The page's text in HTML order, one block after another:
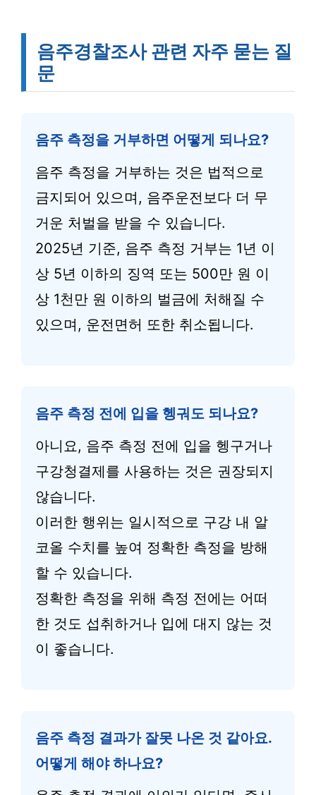
음주경찰조사 관련 자주 묻는 질
문
음주 측정을 거부하면 어떻게 되나요?
음주 측정을 거부하는 것은 법적으로
금지되어 있으며, 음주운전보다 더 무
거운 처벌을 받을 수 있습니다.
2025년 기준, 음주 측정 거부는 1년 이
상 5년 이하의 징역 또는 500만 원 이
상 1천만 원 이하의 벌금에 처해질 수
있으며, 운전면허 또한 취소됩니다.
음주 측정 전에 입을 헹궈도 되나요?
아니요, 음주 측정 전에 입을 헹구거나
구강청결제를 사용하는 것은 권장되지
않습니다.
이러한 행위는 일시적으로 구강 내 알
코올 수치를 높여 정확한 측정을 방해
할 수 있습니다.
정확한 측정을 위해 측정 전에는 어떠
한 것도 섭취하거나 입에 대지 않는 것
이 좋습니다.
음주 측정 결과가 잘못 나온 것 같아요.
어떻게 해야 하나요?